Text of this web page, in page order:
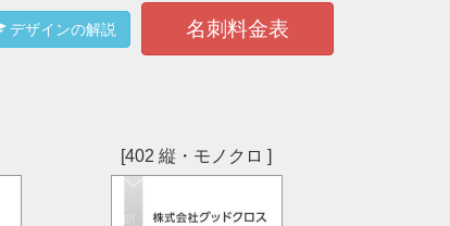
デザインの解説 名刺料金表
[402 縦・モノクロ ]